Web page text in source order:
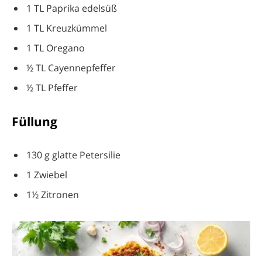
1 TL Paprika edelsüß
1 TL Kreuzkümmel
1 TL Oregano
½ TL Cayennepfeffer
½ TL Pfeffer
Füllung
130 g glatte Petersilie
1 Zwiebel
1½ Zitronen